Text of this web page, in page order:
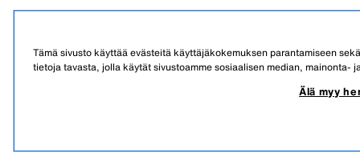
Tämä sivusto käyttää evästeitä käyttäjäkokemuksen parantamiseen
tietoja tavasta, jolla käytät sivustoamme sosiaalisen median, mainonta-
Älä myy